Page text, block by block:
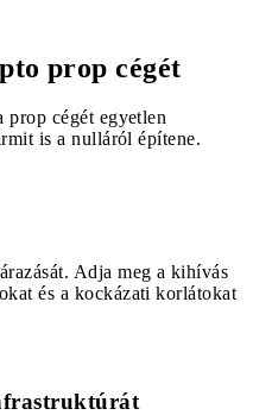
prop cégét
prop cégét egyetlen
is a nulláról építene.
Adja meg a kihívás
és a kockázati korlátokat